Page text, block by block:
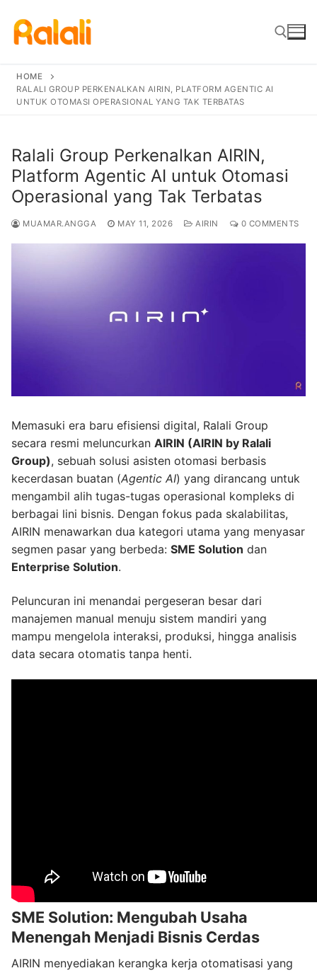
content
Search for:
HOME
RALALI GROUP PERKENALKAN AIRIN, PLATFORM AGENTIC AI
UNTUK OTOMASI OPERASIONAL YANG TAK TERBATAS
Ralali Group Perkenalkan AIRIN,
Platform Agentic AI untuk Otomasi
Operasional yang Tak Terbatas
MUAMAR.ANGGA MAY 11, 2026 AIRIN 0 COMMENTS
Memasuki era baru efisiensi digital, Ralali Group
secara resmi meluncurkan AIRIN (AIRIN by Ralali
Group), sebuah solusi asisten otomasi berbasis
kecerdasan buatan (Agentic AI) yang dirancang untuk
mengambil alih tugas-tugas operasional kompleks di
berbagai lini bisnis. Dengan fokus pada skalabilitas,
AIRIN menawarkan dua kategori utama yang menyasar
segmen pasar yang berbeda: SME Solution dan
Enterprise Solution.
Peluncuran ini menandai pergeseran besar dari
manajemen manual menuju sistem mandiri yang
mampu mengelola interaksi, produksi, hingga analisis
data secara otomatis tanpa henti.
SME Solution: Mengubah Usaha
Menengah Menjadi Bisnis Cerdas
AIRIN menyediakan kerangka kerja otomatisasi yang